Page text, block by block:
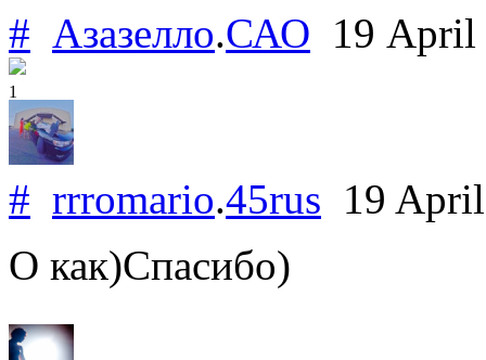
# Азазелло.САО 19
1
# rrromario.45rus 19
О как)Спасибо)